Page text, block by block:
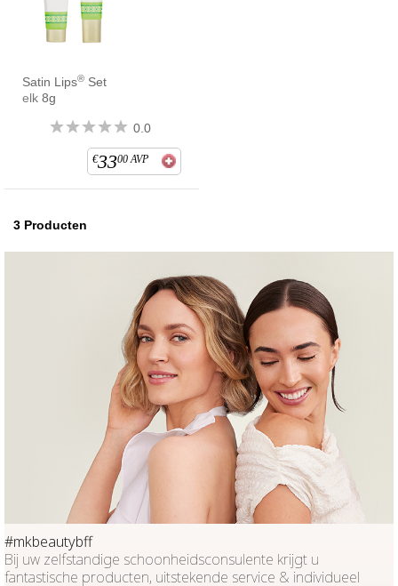
Satin Lips® Set
elk 8g
0.0
€3300 AVP
3 Producten
#mkbeautybff
Bij uw zelfstandige schoonheidsconsulente krijgt u
fantastische producten, uitstekende service & individueel